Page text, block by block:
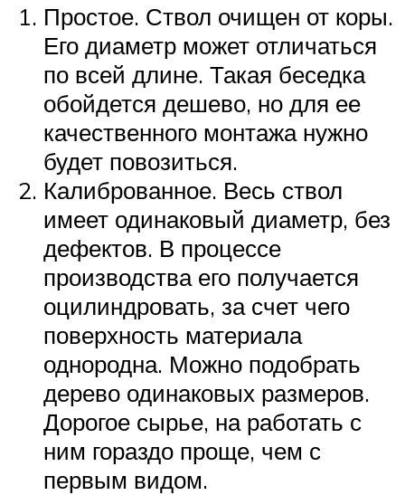
Простое. Ствол очищен от коры.
Его диаметр может отличаться
по всей длине. Такая беседка
обойдется дешево, но для ее
качественного монтажа нужно
будет повозиться.
Калиброванное. Весь ствол
имеет одинаковый диаметр, без
дефектов. В процессе
производства его получается
оцилиндровать, за счет чего
поверхность материала
однородна. Можно подобрать
дерево одинаковых размеров.
Дорогое сырье, на работать с
ним гораздо проще, чем с
первым видом.